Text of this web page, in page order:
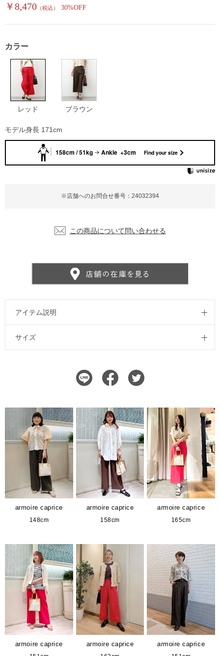
￥8,470 （税込） 30%OFF
※店舗へのお問合せ番号：24032394
カラー
レッド ブラウン
この商品について問い合わせる
モデル身長 171cm
アイテム説明
サイズ
158cm / 51kg Ankle +3cm Find your size
armoire caprice
148cm
armoire caprice
158cm
armoire caprice
165cm
armoire caprice armoire caprice armoire caprice